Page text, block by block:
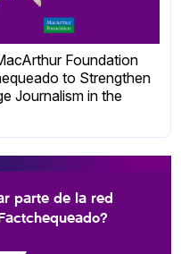
Foundation
to Strengthen
Journalism in the
parte de la red